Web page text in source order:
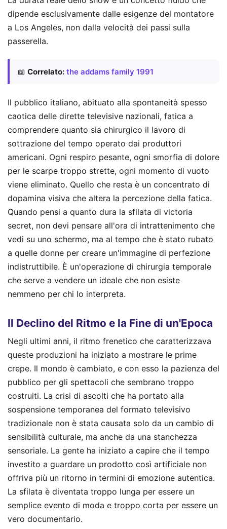
dipende esclusivamente dalle esigenze del montatore
a Los Angeles, non dalla velocità dei passi sulla
passerella.
📖 Correlato: the addams family 1991
Il pubblico italiano, abituato alla spontaneità spesso
caotica delle dirette televisive nazionali, fatica a
comprendere quanto sia chirurgico il lavoro di
sottrazione del tempo operato dai produttori
americani. Ogni respiro pesante, ogni smorfia di dolore
per le scarpe troppo strette, ogni momento di vuoto
viene eliminato. Quello che resta è un concentrato di
dopamina visiva che altera la percezione della fatica.
Quando pensi a quanto dura la sfilata di victoria
secret, non devi pensare all'ora di intrattenimento che
vedi su uno schermo, ma al tempo che è stato rubato
a quelle donne per creare un'immagine di perfezione
indistruttibile. È un'operazione di chirurgia temporale
che serve a vendere un ideale che non esiste
nemmeno per chi lo interpreta.
Il Declino del Ritmo e la Fine di un'Epoca
Negli ultimi anni, il ritmo frenetico che caratterizzava
queste produzioni ha iniziato a mostrare le prime
crepe. Il mondo è cambiato, e con esso la pazienza del
pubblico per gli spettacoli che sembrano troppo
costruiti. La crisi di ascolti che ha portato alla
sospensione temporanea del formato televisivo
tradizionale non è stata causata solo da un cambio di
sensibilità culturale, ma anche da una stanchezza
sensoriale. La gente ha iniziato a capire che il tempo
investito a guardare un prodotto così artificiale non
offriva più un ritorno in termini di emozione autentica.
La sfilata è diventata troppo lunga per essere un
semplice evento di moda e troppo corta per essere un
vero documentario.